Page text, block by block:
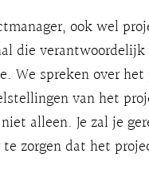
ook wel
die
We spreken over
van het
alleen. Je zal je
te zorgen dat het